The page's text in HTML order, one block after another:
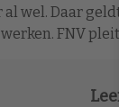
al wel. Daar
FNV